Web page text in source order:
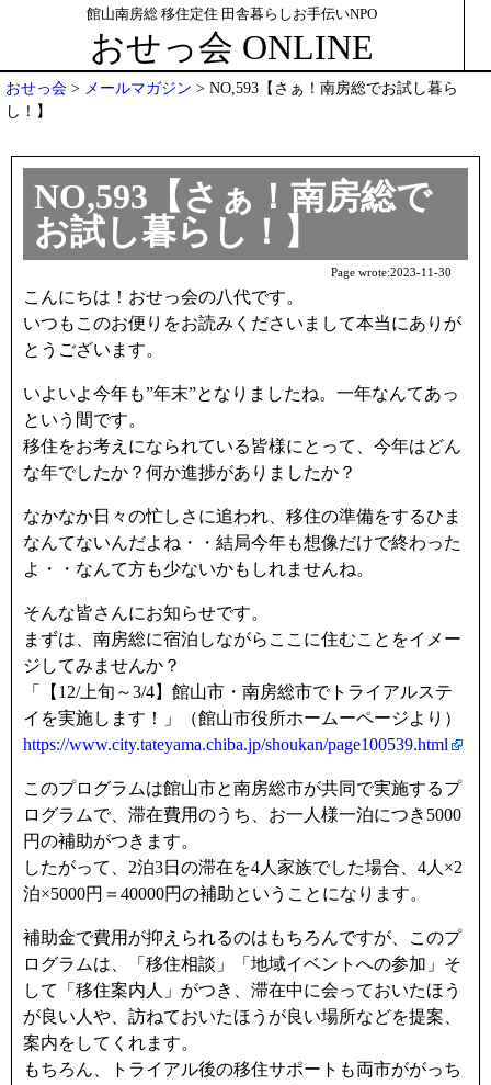
館山南房総 移住定住 田舎暮らしお手伝いNPO
おせっ会 ONLINE
おせっ会 > メールマガジン > NO,593【さぁ！南房総でお試し暮ら
し！】
NO,593【さぁ！南房総で
お試し暮らし！】
Page wrote:2023-11-30
こんにちは！おせっ会の八代です。
いつもこのお便りをお読みくださいまして本当にありが
とうございます。
いよいよ今年も”年末”となりましたね。一年なんてあっ
という間です。
移住をお考えになられている皆様にとって、今年はどん
な年でしたか？何か進捗がありましたか？
なかなか日々の忙しさに追われ、移住の準備をするひま
なんてないんだよね・・結局今年も想像だけで終わった
よ・・なんて方も少ないかもしれませんね。
そんな皆さんにお知らせです。
まずは、南房総に宿泊しながらここに住むことをイメー
ジしてみませんか？
「【12/上旬～3/4】館山市・南房総市でトライアルステ
イを実施します！」（館山市役所ホームーページより）
https://www.city.tateyama.chiba.jp/shoukan/page100539.html
このプログラムは館山市と南房総市が共同で実施するプ
ログラムで、滞在費用のうち、お一人様一泊につき5000
円の補助がつきます。
したがって、2泊3日の滞在を4人家族でした場合、4人×2
泊×5000円＝40000円の補助ということになります。
補助金で費用が抑えられるのはもちろんですが、このプ
ログラムは、「移住相談」「地域イベントへの参加」そ
して「移住案内人」がつき、滞在中に会っておいたほう
が良い人や、訪ねておいたほうが良い場所などを提案、
案内をしてくれます。
もちろん、トライアル後の移住サポートも両市ががっち